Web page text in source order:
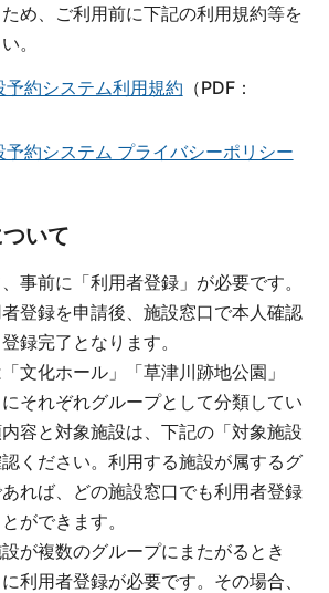
め、ご利用前に下記の利用規約等を
。
約システム利用規約 （PDF：
約システム プライバシーポリシー
いて
事前に「利用者登録」が必要です。
登録を申請後、施設窓口で本人確認
録完了となります。
文化ホール」「草津川跡地公園」
にそれぞれグループとして分類してい
容と対象施設は、下記の「対象施設
ください。利用する施設が属するグ
れば、どの施設窓口でも利用者登録
ができます。
が複数のグループにまたがるとき
利用者登録が必要です。その場合、